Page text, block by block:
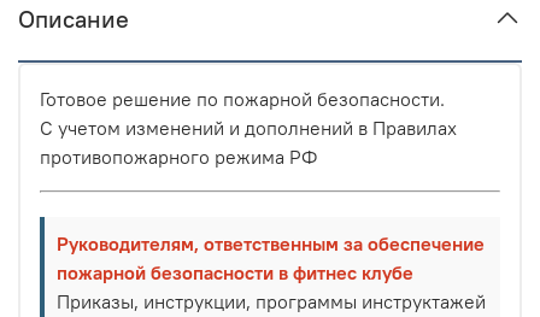
Описание
Готовое решение по пожарной безопасности.
С учетом изменений и дополнений в Правилах
противопожарного режима РФ
Руководителям, ответственным за обеспечение
пожарной безопасности в фитнес клубе
Приказы, инструкции, программы инструктажей